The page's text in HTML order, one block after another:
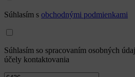
Súhlasím s obchodnými podmienkami
Súhlasím so spracovaním osobných
účely kontaktovania